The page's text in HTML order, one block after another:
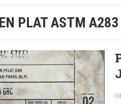
PLAT ASTM A283